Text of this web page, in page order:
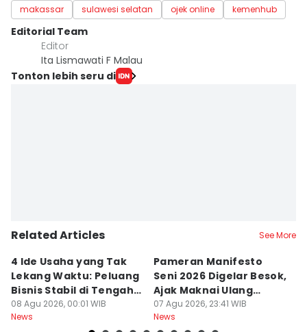
makassar sulawesi selatan ojek online kemenhub
Editorial Team
Editor
Ita Lismawati F Malau
Tonton lebih seru di
Related Articles See More
4 Ide Usaha yang Tak
Lekang Waktu: Peluang
Bisnis Stabil di Tengah
Perubahan
08 Agu 2026, 00:01 WIB
News
Pameran Manifesto
Seni 2026 Digelar Besok,
Ajak Maknai Ulang
Maritim
07 Agu 2026, 23:41 WIB
News